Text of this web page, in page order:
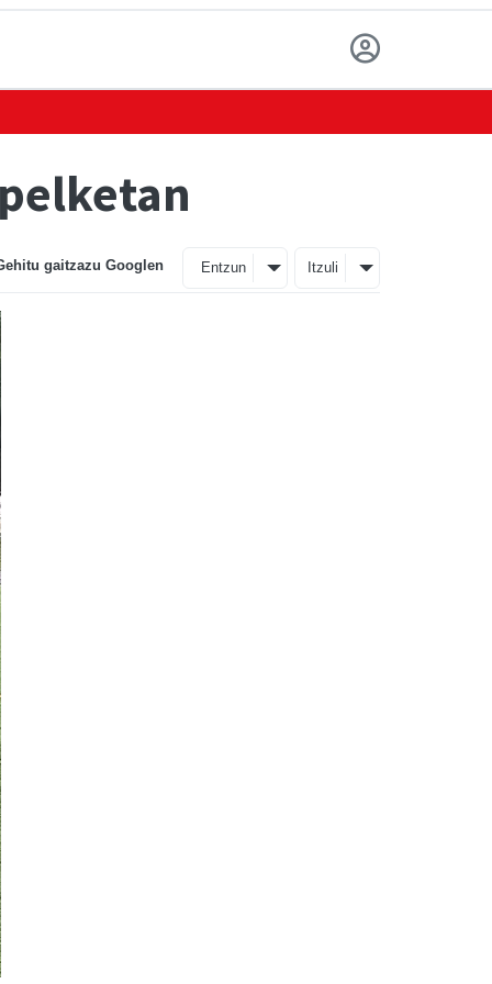
gaitzazu Googlen Entzun Itzuli